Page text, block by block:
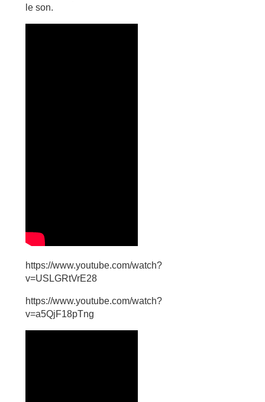
le son.
https://www.youtube.com/watch?
v=USLGRtVrE28
https://www.youtube.com/watch?
v=a5QjF18pTng